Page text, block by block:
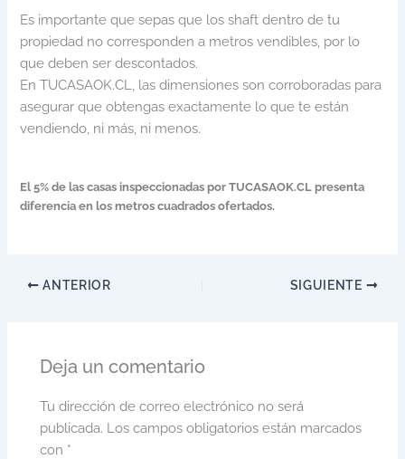
Es importante que sepas que los shaft dentro de tu
propiedad no corresponden a metros vendibles, por lo
que deben ser descontados.
En TUCASAOK.CL, las dimensiones son corroboradas para
asegurar que obtengas exactamente lo que te están
vendiendo, ni más, ni menos.
El 5% de las casas inspeccionadas por TUCASAOK.CL presenta
diferencia en los metros cuadrados ofertados.
ANTERIOR SIGUIENTE
Deja un comentario
Tu dirección de correo electrónico no será
publicada. Los campos obligatorios están marcados
con *